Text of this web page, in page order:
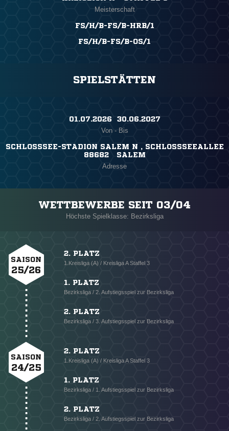
Meisterschaft
FS/H/B-FS/B-HRB/1
FS/H/B-FS/B-OS/1
SPIELSTÄTTEN
01.07.2026 ​ 30.06.2027
Von - Bis
SCHLOSSSEE-STADION SALEM N , SCHLOSSSEEALLEE
88682 SALEM
Adresse
WETTBEWERBE SEIT 03/04
Höchste Spielklasse: Bezirksliga
SAISON
25/26
2. PLATZ
1.Kreisliga (A) / Kreisliga A Staffel 3
1. PLATZ
Bezirksliga / 2. Aufstiegsspiel zur Bezirksliga
2. PLATZ
Bezirksliga / 3. Aufstiegsspiel zur Bezirksliga
SAISON
24/25
2. PLATZ
1.Kreisliga (A) / Kreisliga A Staffel 3
1. PLATZ
Bezirksliga / 1. Aufstiegsspiel zur Bezirksliga
2. PLATZ
Bezirksliga / 2. Aufstiegsspiel zur Bezirksliga